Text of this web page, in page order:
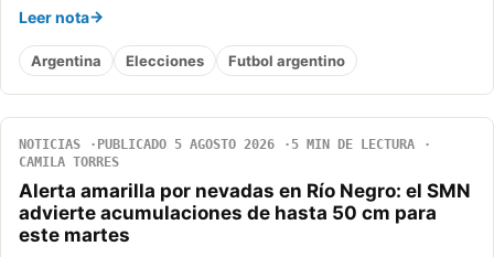
Leer nota
Argentina Elecciones Futbol argentino
NOTICIAS PUBLICADO 5 AGOSTO 2026
5 MIN DE LECTURA
CAMILA TORRES
Alerta amarilla por nevadas en Río Negro: el SMN
advierte acumulaciones de hasta 50 cm para
este martes